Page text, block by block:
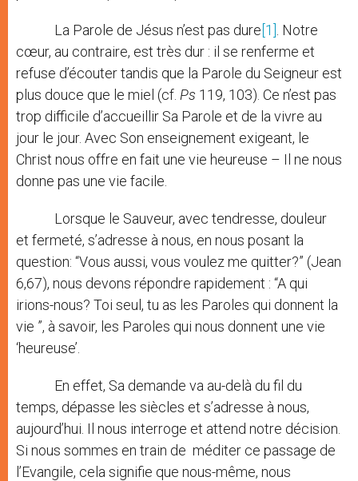
La Parole de Jésus n’est pas dure [1]
. Notre
cœur, au contraire, est très dur : il se renferme et
refuse d’écouter tandis que la Parole du Seigneur est
plus douce que le miel (cf. Ps 119, 103). Ce n’est pas
trop difficile d’accueillir Sa Parole et de la vivre au
jour le jour. Avec Son enseignement exigeant, le
Christ nous offre en fait une vie heureuse – Il ne nous
donne pas une vie facile.
Lorsque le Sauveur, avec tendresse, douleur
et fermeté, s’adresse à nous, en nous posant la
question: “Vous aussi, vous voulez me quitter?” (Jean
6,67), nous devons répondre rapidement : “A qui
irions-nous? Toi seul, tu as les Paroles qui donnent la
vie ”, à savoir, les Paroles qui nous donnent une vie
‘heureuse’.
En effet, Sa demande va au-delà du fil du
temps, dépasse les siècles et s’adresse à nous,
aujourd’hui. Il nous interroge et attend notre décision.
Si nous sommes en train de méditer ce passage de
l’Evangile, cela signifie que nous-même, nous